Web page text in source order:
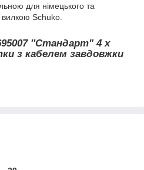
для німецького та
вилкою Schuko.
''Стандарт" 4 x
з кабелем завдовжки